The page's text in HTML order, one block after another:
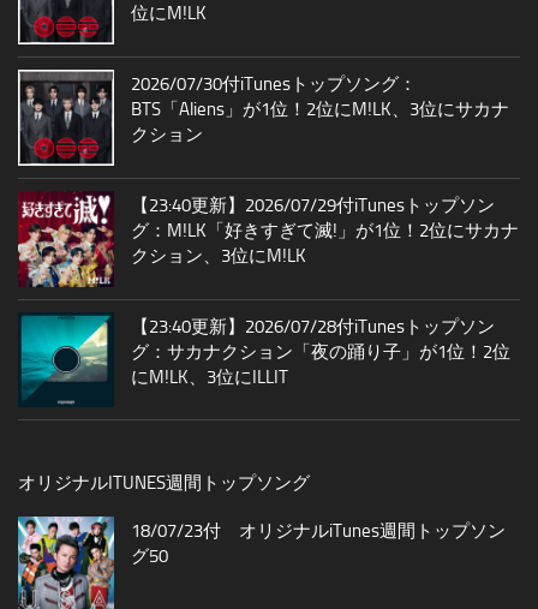
位にM!LK
2026/07/30付iTunesトップソング：
BTS「Aliens」が1位！2位にM!LK、3位にサカナ
クション
【23:40更新】2026/07/29付iTunesトップソン
グ：M!LK「好きすぎて滅!」が1位！2位にサカナ
クション、3位にM!LK
【23:40更新】2026/07/28付iTunesトップソン
グ：サカナクション「夜の踊り子」が1位！2位
にM!LK、3位にILLIT
オリジナルITUNES週間トップソング
18/07/23付 オリジナルiTunes週間トップソン
グ50